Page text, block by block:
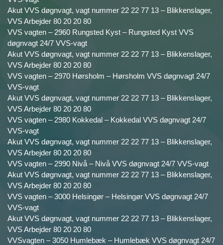
Akut VVS døgnvagt, vagt nummer 22 22 77 13 – Blikkenslager,
VVS Arbejder 80 20 20 80
VVS vagten – 2960 Rungsted Kyst – Rungsted Kyst VVS
døgnvagt 24/7 VVS-vagt
Akut VVS døgnvagt, vagt nummer 22 22 77 13 – Blikkenslager,
VVS Arbejder 80 20 20 80
VVS vagten – 2970 Hørsholm – Hørsholm VVS døgnvagt 24/7
VVS-vagt
Akut VVS døgnvagt, vagt nummer 22 22 77 13 – Blikkenslager,
VVS Arbejder 80 20 20 80
VVS vagten – 2980 Kokkedal – Kokkedal VVS døgnvagt 24/7
VVS-vagt
Akut VVS døgnvagt, vagt nummer 22 22 77 13 – Blikkenslager,
VVS Arbejder 80 20 20 80
VVS vagten – 2990 Nivå – Nivå VVS døgnvagt 24/7 VVS-vagt
Akut VVS døgnvagt, vagt nummer 22 22 77 13 – Blikkenslager,
VVS Arbejder 80 20 20 80
VVS vagten – 3000 Helsingør – Helsingør VVS døgnvagt 24/7
VVS-vagt
Akut VVS døgnvagt, vagt nummer 22 22 77 13 – Blikkenslager,
VVS Arbejder 80 20 20 80
VVSvagten – 3050 Humlebæk – Humlebæk VVS døgnvagt 24/7